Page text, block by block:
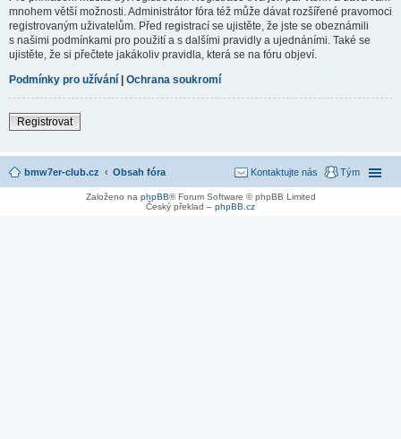
mnohem větší možnosti. Administrátor fóra též může dávat rozšířené pravomoci
registrovaným uživatelům. Před registrací se ujistěte, že jste se obeznámili
s našimi podmínkami pro použití a s dalšími pravidly a ujednáními. Také se
ujistěte, že si přečtete jakákoliv pravidla, která se na fóru objeví.
Podmínky pro užívání | Ochrana soukromí
Registrovat
bmw7er-club.cz Obsah fóra Tým
Kontaktujte nás
Založeno na phpBB® Forum Software © phpBB Limited
Český překlad – phpBB.cz